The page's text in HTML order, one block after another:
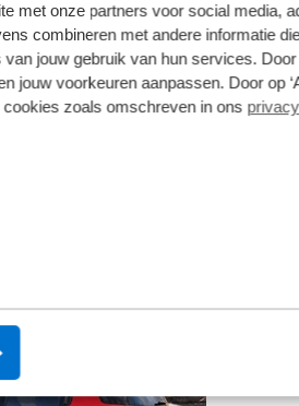
met onze partners voor social media,
combineren met andere informatie
jouw gebruik van hun services. Door
jouw voorkeuren aanpassen. Door op
cookies zoals omschreven in ons
Bij